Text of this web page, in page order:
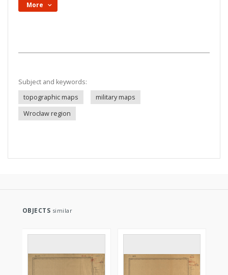
More
Subject and keywords:
topographic maps
military maps
Wrocław region
OBJECTS similar